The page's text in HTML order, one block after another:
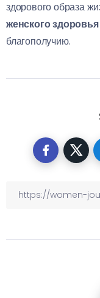
здорового образа
женского здоровья
благополучию.